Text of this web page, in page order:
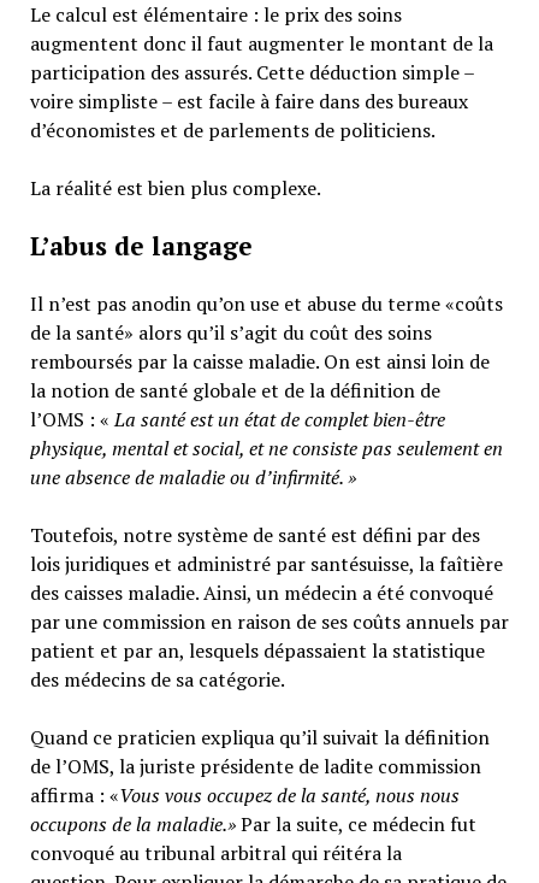
Le calcul est élémentaire : le prix des soins
augmentent donc il faut augmenter le montant de la
participation des assurés. Cette déduction simple –
voire simpliste – est facile à faire dans des bureaux
d’économistes et de parlements de politiciens.
La réalité est bien plus complexe.
L’abus de langage
Il n’est pas anodin qu’on use et abuse du terme «coûts
de la santé» alors qu’il s’agit du coût des soins
remboursés par la caisse maladie. On est ainsi loin de
la notion de santé globale et de la définition de
l’OMS : «La santé est un état de complet bien-être
physique, mental et social, et ne consiste pas seulement en
une absence de maladie ou d’infirmité.»
Toutefois, notre système de santé est défini par des
lois juridiques et administré par santésuisse, la faîtière
des caisses maladie. Ainsi, un médecin a été convoqué
par une commission en raison de ses coûts annuels par
patient et par an, lesquels dépassaient la statistique
des médecins de sa catégorie.
Quand ce praticien expliqua qu’il suivait la définition
de l’OMS, la juriste présidente de ladite commission
affirma : «Vous vous occupez de la santé, nous nous
occupons de la maladie.»Par la suite, ce médecin fut
convoqué au tribunal arbitral qui réitéra la